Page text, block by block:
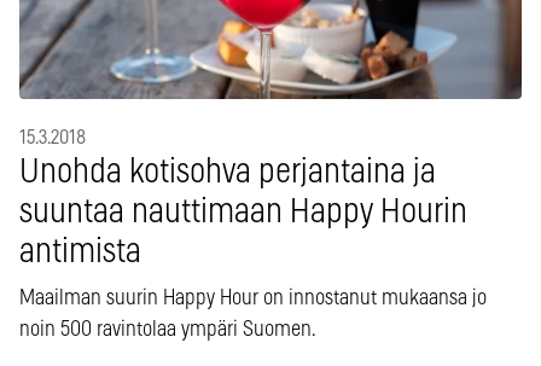
15.3.2018
Unohda kotisohva perjantaina ja
suuntaa nauttimaan Happy Hourin
antimista
Maailman suurin Happy Hour on innostanut mukaansa jo
noin 500 ravintolaa ympäri Suomen.